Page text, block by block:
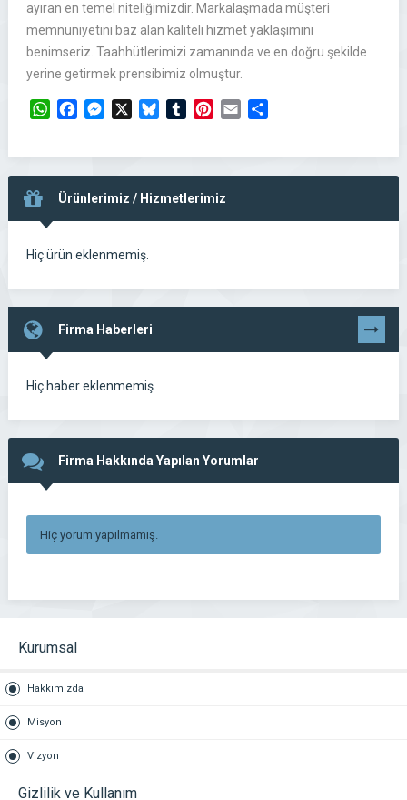
ayıran en temel niteliğimizdir. Markalaşmada müşteri
memnuniyetini baz alan kaliteli hizmet yaklaşımını
benimseriz. Taahhütlerimizi zamanında ve en doğru şekilde
yerine getirmek prensibimiz olmuştur.
WhatsAppFacebookMessengerBlueskyTumblrPinterest
Email
Ürünlerimiz / Hizmetlerimiz
Hiç ürün eklenmemiş.
Firma Haberleri Tümünü
Gör
Hiç haber eklenmemiş.
Firma Hakkında Yapılan Yorumlar
Hiç yorum yapılmamış.
Kurumsal
Hakkımızda
Misyon
Vizyon
Gizlilik ve Kullanım